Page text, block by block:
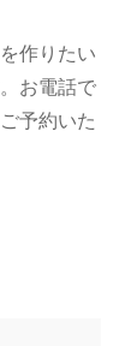
作りたい
お電話で
予約いた